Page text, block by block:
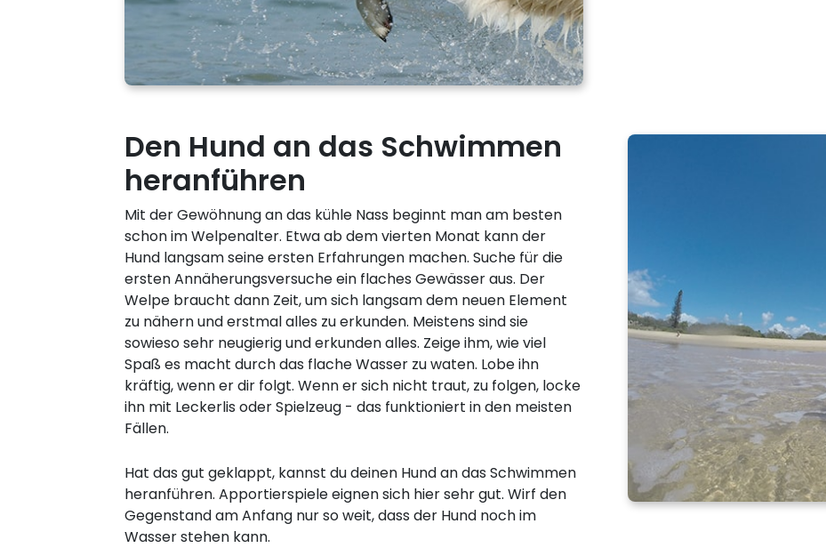
Den Hund an das Schwimmen
heranführen
Mit der Gewöhnung an das kühle Nass beginnt man am besten
schon im Welpenalter. Etwa ab dem vierten Monat kann der
Hund langsam seine ersten Erfahrungen machen. Suche für die
ersten Annäherungsversuche ein flaches Gewässer aus. Der
Welpe braucht dann Zeit, um sich langsam dem neuen Element
zu nähern und erstmal alles zu erkunden. Meistens sind sie
sowieso sehr neugierig und erkunden alles. Zeige ihm, wie viel
Spaß es macht durch das flache Wasser zu waten. Lobe ihn
kräftig, wenn er dir folgt. Wenn er sich nicht traut, zu folgen, locke
ihn mit Leckerlis oder Spielzeug - das funktioniert in den meisten
Fällen.
Hat das gut geklappt, kannst du deinen Hund an das Schwimmen
heranführen. Apportierspiele eignen sich hier sehr gut. Wirf den
Gegenstand am Anfang nur so weit, dass der Hund noch im
Wasser stehen kann.